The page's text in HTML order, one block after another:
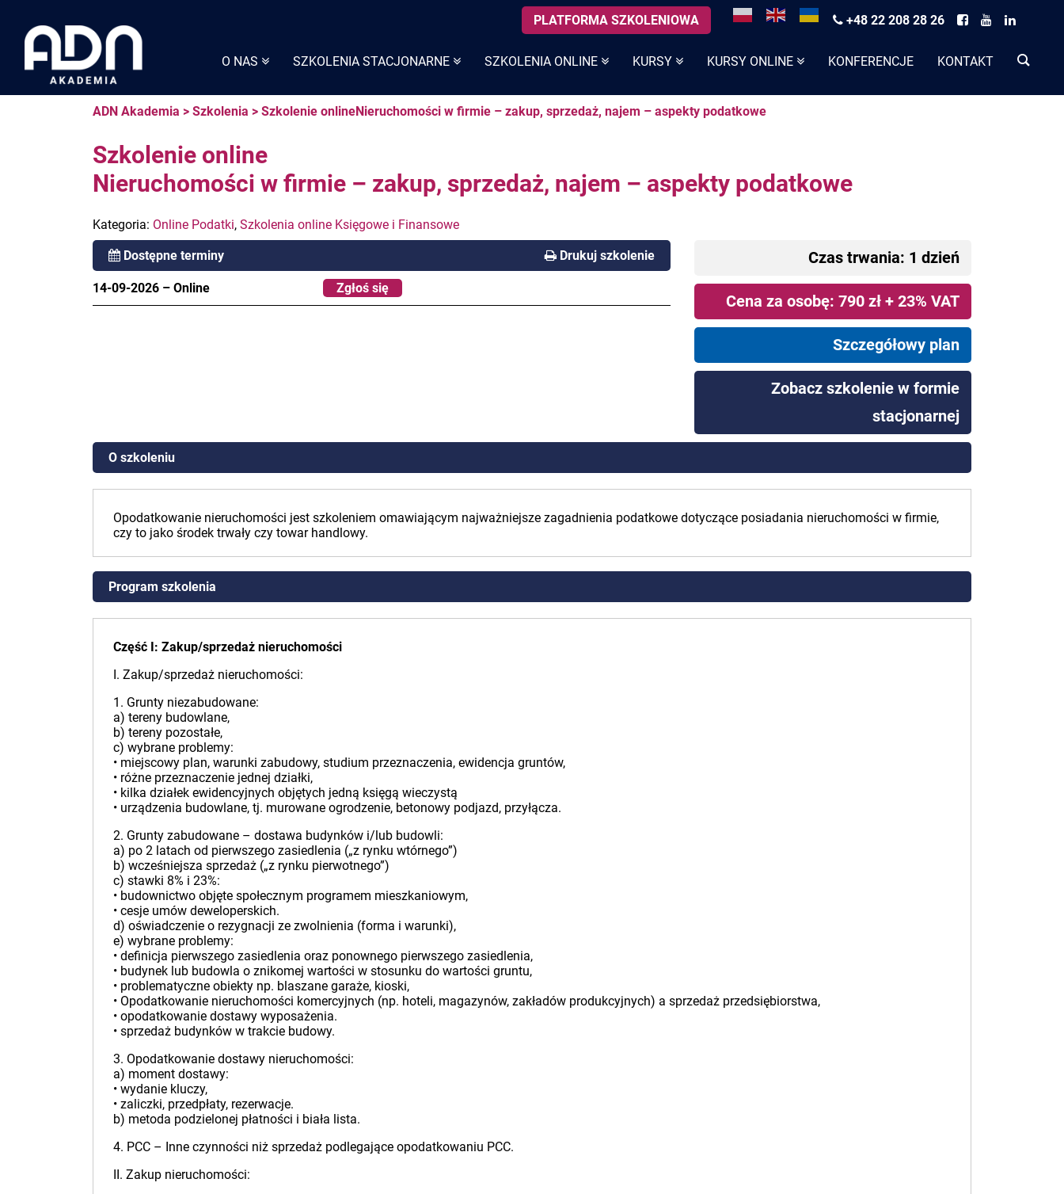
O NAS SZKOLENIA STACJONARNE SZKOLENIA ONLINE KURSY KURSY ONLINE KONFERENCJE KONTAKT
content
PLATFORMA SZKOLENIOWA +48 22 208 28 26
ADN Akademia > Szkolenia > Szkolenie onlineNieruchomości w firmie – zakup, sprzedaż, najem – aspekty podatkowe
Szkolenie online
Nieruchomości w firmie – zakup, sprzedaż, najem – aspekty podatkowe
Kategoria: Online Podatki, Szkolenia online Księgowe i Finansowe
Dostępne terminy Drukuj szkolenie
14-09-2026 – Online Zgłoś się
Czas trwania: 1 dzień
Cena za osobę: 790 zł + 23% VAT
Szczegółowy plan
Zobacz szkolenie w formie
stacjonarnej
O szkoleniu
Opodatkowanie nieruchomości jest szkoleniem omawiającym najważniejsze zagadnienia podatkowe dotyczące posiadania nieruchomości w firmie,
czy to jako środek trwały czy towar handlowy.
Program szkolenia
Część I: Zakup/sprzedaż nieruchomości
I. Zakup/sprzedaż nieruchomości:
1. Grunty niezabudowane:
a) tereny budowlane,
b) tereny pozostałe,
c) wybrane problemy:
• miejscowy plan, warunki zabudowy, studium przeznaczenia, ewidencja gruntów,
• różne przeznaczenie jednej działki,
• kilka działek ewidencyjnych objętych jedną księgą wieczystą
• urządzenia budowlane, tj. murowane ogrodzenie, betonowy podjazd, przyłącza.
2. Grunty zabudowane – dostawa budynków i/lub budowli:
a) po 2 latach od pierwszego zasiedlenia („z rynku wtórnego”)
b) wcześniejsza sprzedaż („z rynku pierwotnego”)
c) stawki 8% i 23%:
• budownictwo objęte społecznym programem mieszkaniowym,
• cesje umów deweloperskich.
d) oświadczenie o rezygnacji ze zwolnienia (forma i warunki),
e) wybrane problemy:
• definicja pierwszego zasiedlenia oraz ponownego pierwszego zasiedlenia,
• budynek lub budowla o znikomej wartości w stosunku do wartości gruntu,
• problematyczne obiekty np. blaszane garaże, kioski,
• Opodatkowanie nieruchomości komercyjnych (np. hoteli, magazynów, zakładów produkcyjnych) a sprzedaż przedsiębiorstwa,
• opodatkowanie dostawy wyposażenia.
• sprzedaż budynków w trakcie budowy.
3. Opodatkowanie dostawy nieruchomości:
a) moment dostawy:
• wydanie kluczy,
• zaliczki, przedpłaty, rezerwacje.
b) metoda podzielonej płatności i biała lista.
4. PCC – Inne czynności niż sprzedaż podlegające opodatkowaniu PCC.
II. Zakup nieruchomości: